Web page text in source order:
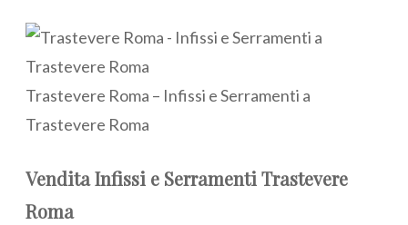
Trastevere Roma – Infissi e Serramenti a
Trastevere Roma
VenditaInfissi e Serramenti Trastevere
Roma